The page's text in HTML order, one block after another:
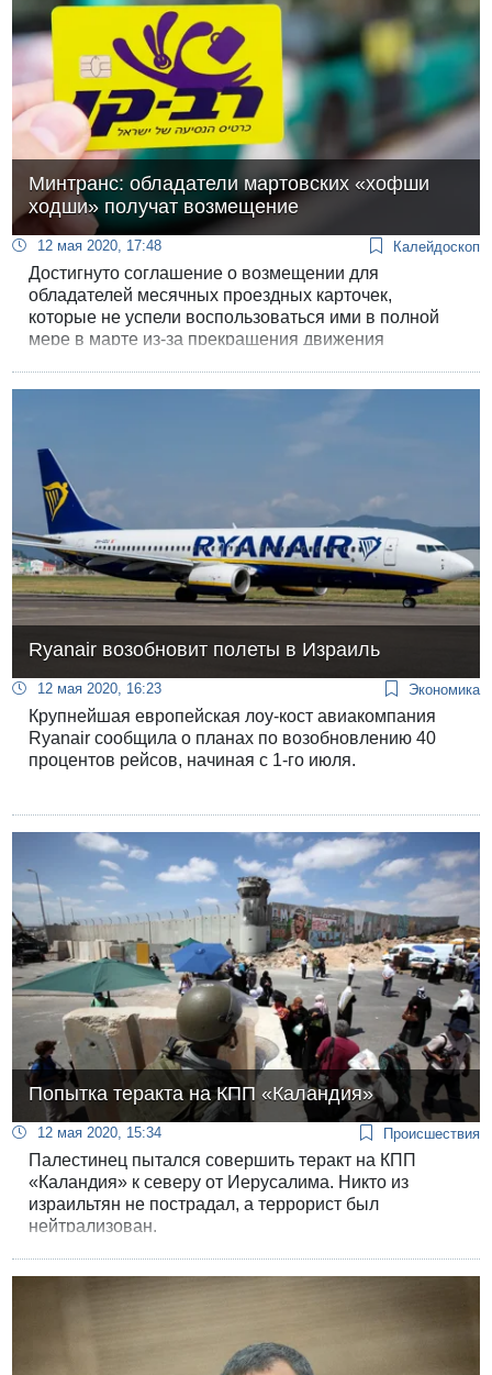
Минтранс: обладатели мартовских «хофши
ходши» получат возмещение
12 мая 2020, 17:48 Калейдоскоп
Достигнуто соглашение о возмещении для
обладателей месячных проездных карточек,
которые не успели воспользоваться ими в полной
мере в марте из-за прекращения движения
Ryanair возобновит полеты в Израиль
12 мая 2020, 16:23 Экономика
Крупнейшая европейская лоу-кост авиакомпания
Ryanair сообщила о планах по возобновлению 40
процентов рейсов, начиная с 1-го июля.
Попытка теракта на КПП «Каландия»
12 мая 2020, 15:34 Происшествия
Палестинец пытался совершить теракт на КПП
«Каландия» к северу от Иерусалима. Никто из
израильтян не пострадал, а террорист был
нейтрализован.